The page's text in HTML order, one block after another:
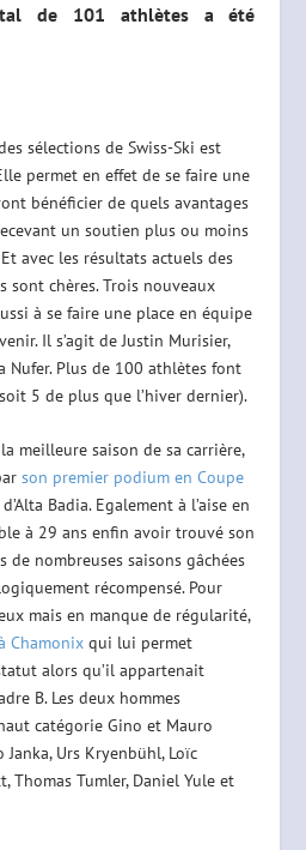
de 101 athlètes a été
sélections de Swiss-Ski est
permet en effet de se faire une
bénéficier de quels avantages
un soutien plus ou moins
avec les résultats actuels des
sont chères. Trois nouveaux
à se faire une place en équipe
Il s’agit de Justin Murisier,
Nufer. Plus de 100 athlètes font
5 de plus que l’hiver dernier).
meilleure saison de sa carrière,
son premier podium en Coupe
Badia. Egalement à l’aise en
à 29 ans enfin avoir trouvé son
de nombreuses saisons gâchées
récompensé. Pour
mais en manque de régularité,
Chamonixqui lui permet
alors qu’il appartenait
B. Les deux hommes
catégorie Gino et Mauro
Janka, Urs Kryenbühl, Loïc
Thomas Tumler, Daniel Yule et